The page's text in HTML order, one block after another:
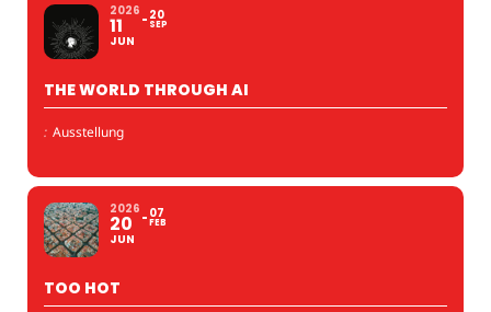
2026
11
JUN
20
SEP
THE WORLD THROUGH AI
: Ausstellung
2026
20
JUN
07
FEB
TOO HOT